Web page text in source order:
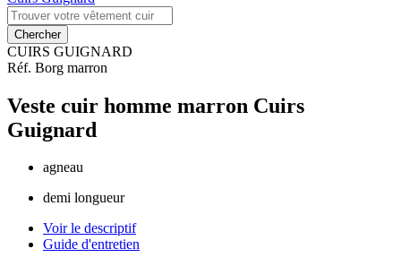
CUIRS GUIGNARD
Réf. Borg marron
Veste cuir homme marron Cuirs
Guignard
agneau
demi longueur
Voir le descriptif
Guide d'entretien